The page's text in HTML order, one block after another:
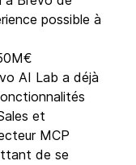
possible à
AI Lab a déjà
et
MCP
de se